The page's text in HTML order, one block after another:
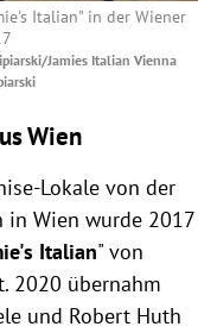
Italian" in der Wiener
Jamies Italian Vienna
Wien
Lokale von der
in Wien wurde 2017
Italian" von
2020 übernahm
und Robert Huth